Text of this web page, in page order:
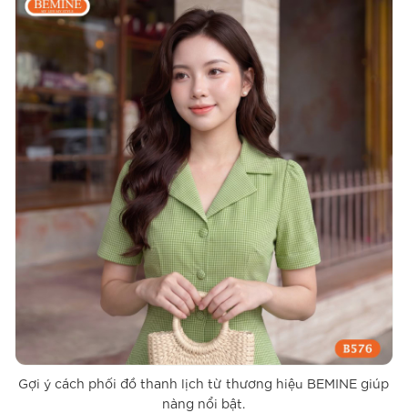
Gợi ý cách phối đồ thanh lịch từ thương hiệu BEMINE giúp
nàng nổi bật.